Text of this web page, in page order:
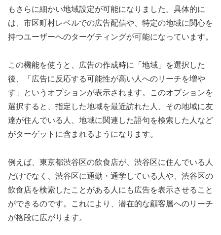
もさらに細かい地域設定が可能になりました。具体的に
は、市区町村レベルでの広告配信や、特定の地域に関心を
持つユーザーへのターゲティングが可能になっています。
この機能を使うと、広告の作成時に「地域」を選択した
後、「広告に反応する可能性が高い人へのリーチを増や
す」というオプションが表示されます。このオプションを
選択すると、指定した地域を最近訪れた人、その地域に友
達が住んでいる人、地域に関連した語句を検索した人など
がターゲットに含まれるようになります。
例えば、東京都渋谷区の飲食店が、渋谷区に住んでいる人
だけでなく、渋谷区に通勤・通学している人や、渋谷区の
飲食店を検索したことがある人にも広告を表示させること
ができるのです。これにより、潜在的な顧客層へのリーチ
が格段に広がります。